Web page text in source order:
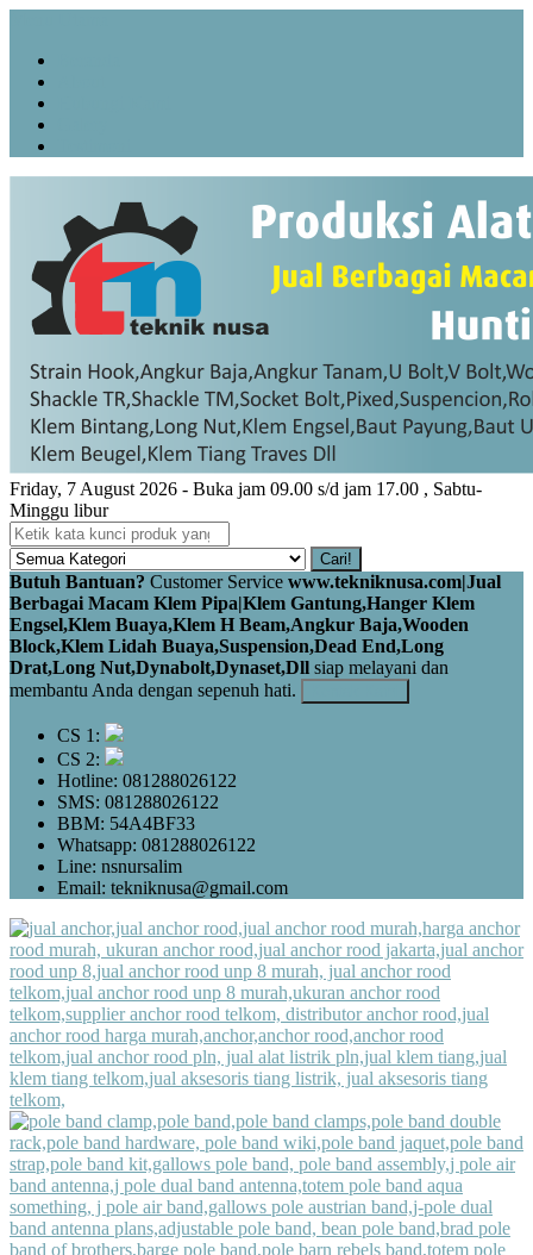
Friday, 7 August 2026 - Buka jam 09.00 s/d jam 17.00 , Sabtu-
Minggu libur
Cari!
Butuh Bantuan? Customer Service www.tekniknusa.com|Jual
Berbagai Macam Klem Pipa|Klem Gantung,Hanger Klem
Engsel,Klem Buaya,Klem H Beam,Angkur Baja,Wooden
Block,Klem Lidah Buaya,Suspension,Dead End,Long
Drat,Long Nut,Dynabolt,Dynaset,Dll siap melayani dan
membantu Anda dengan sepenuh hati.
CS 1:
CS 2:
Hotline: 081288026122
SMS: 081288026122
BBM: 54A4BF33
Whatsapp: 081288026122
Line: nsnursalim
Email: tekniknusa@gmail.com